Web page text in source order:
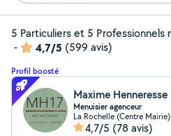
5 Particuliers et 5 Professionnels
-
4,7/5 (599 avis)
Profil boosté
Maxime Henneresse
Menuisier agenceur
La Rochelle (Centre Mairie)
4,7/5 (78 avis)